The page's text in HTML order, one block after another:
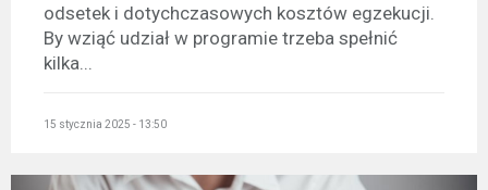
odsetek i dotychczasowych kosztów egzekucji.
By wziąć udział w programie trzeba spełnić
kilka...
15 stycznia 2025 - 13:50